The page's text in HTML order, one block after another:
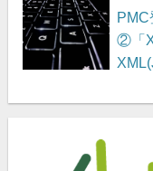
②「